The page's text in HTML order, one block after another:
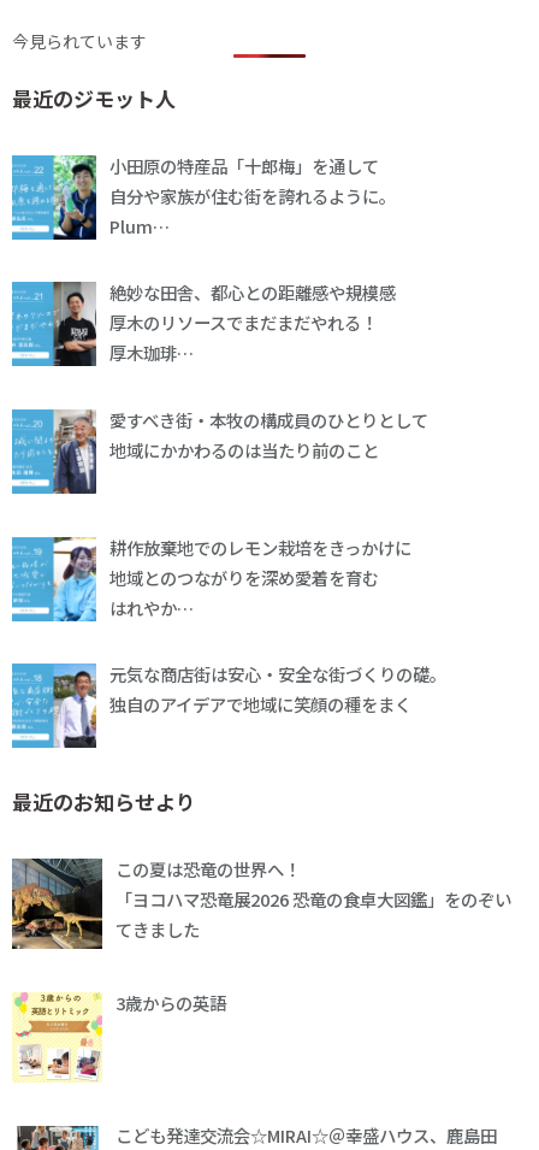
今見られています
最近のジモット人
小田原の特産品「十郎梅」を通して
自分や家族が住む街を誇れるように。
Plum…
絶妙な田舎、都心との距離感や規模感
厚木のリソースでまだまだやれる！
厚木珈琲…
愛すべき街・本牧の構成員のひとりとして
地域にかかわるのは当たり前のこと
耕作放棄地でのレモン栽培をきっかけに
地域とのつながりを深め愛着を育む
はれやか…
元気な商店街は安心・安全な街づくりの礎。
独自のアイデアで地域に笑顔の種をまく
最近のお知らせより
この夏は恐竜の世界へ！
「ヨコハマ恐竜展2026 恐竜の食卓大図鑑」をのぞい
てきました
3歳からの英語
こども発達交流会☆MIRAI☆＠幸盛ハウス、鹿島田